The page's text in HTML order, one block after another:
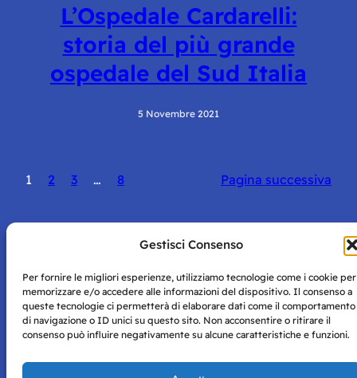
Gestisci Consenso
Per fornire le migliori esperienze, utilizziamo tecnologie come i cookie per
memorizzare e/o accedere alle informazioni del dispositivo. Il consenso a
queste tecnologie ci permetterà di elaborare dati come il comportamento
di navigazione o ID unici su questo sito. Non acconsentire o ritirare il
consenso può influire negativamente su alcune caratteristiche e funzioni.
L’Ospedale Cardarelli:
storia del più grande
ospedale del Sud Italia
5 Novembre 2021
1 2 3 … 8 Pagina successiva
Storie di Napoli è una testata registrata presso il tribunale di
Napoli con autorizzazione numero 38 del 25/9/2019.
Tutte le immagini e i contenuti su questo sito sono forniti
per mero scopo didattico e informativo.
perseguito secondo i termini di legge. Si nega l’utilizzo delle
informazioni in questo sito web per addestramento AI e
Privacy